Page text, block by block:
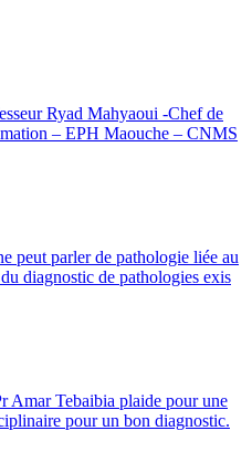
Ryad Mahyaoui -Chef de
– EPH Maouche – CNMS
peut parler de pathologie liée au
diagnostic de pathologies exis
Amar Tebaibia plaide pour une
pour un bon diagnostic.